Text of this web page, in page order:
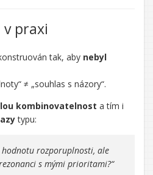
praxi
tak, aby nebyl
≠ „souhlas s názory“.
kombinovatelnost a tím i
typu:
hodnotu rozporuplnosti, ale
s mými prioritami?“